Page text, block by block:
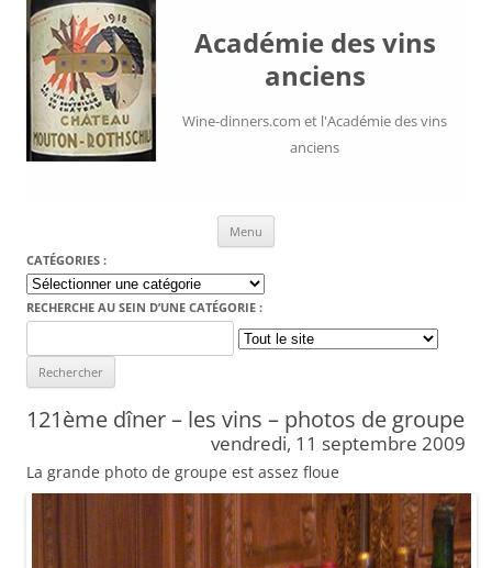
Académie des vins
anciens
Wine-dinners.com et l'Académie des vins
anciens
Menu
CATÉGORIES :
Catégories
:
RECHERCHE AU SEIN D’UNE CATÉGORIE :
for:
121ème dîner – les vins – photos de groupe
vendredi, 11 septembre 2009
La grande photo de groupe est assez floue